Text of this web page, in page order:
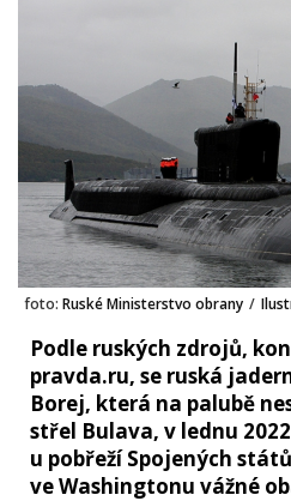
foto: Ruské Ministerstvo obrany /
Podle ruských zdrojů,
pravda.ru, se ruská
Borej, která na palubě
střel Bulava, v lednu
u pobřeží Spojených
ve Washingtonu vážné